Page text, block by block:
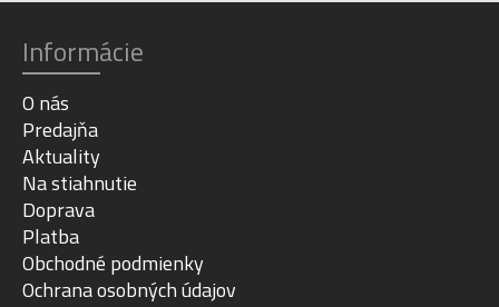
Informácie
O nás
Predajňa
Aktuality
Na stiahnutie
Doprava
Platba
Obchodné podmienky
Ochrana osobných údajov